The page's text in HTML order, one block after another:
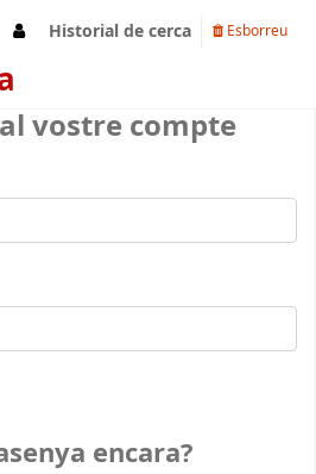
Historial de cerca Esborreu
vostre compte
encara?